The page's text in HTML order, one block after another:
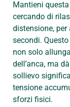
Mantieni
cercando di
distensione, per
secondi.
non solo
dell’anca, ma
sollievo
tensione
sforzi fisici.